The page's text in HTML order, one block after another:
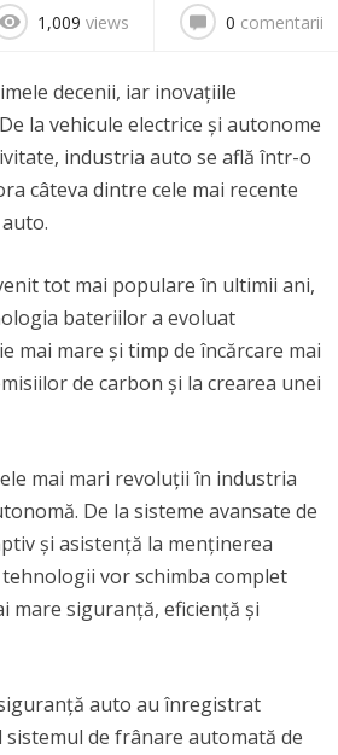
1,009 views 0 comentarii
decenii, iar inovațiile
la vehicule electrice și autonome
industria auto se află într-o
câteva dintre cele mai recente
tot mai populare în ultimii ani,
bateriilor a evoluat
mai mare și timp de încărcare mai
de carbon și la crearea unei
mai mari revoluții în industria
De la sisteme avansate de
și asistență la menținerea
vor schimba complet
mare siguranță, eficiență și
auto au înregistrat
de frânare automată de